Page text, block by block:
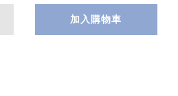
加入購物車